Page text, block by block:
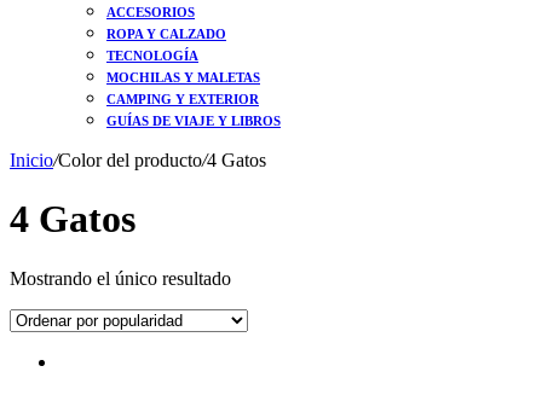
ACCESORIOS
ROPA Y CALZADO
TECNOLOGÍA
MOCHILAS Y MALETAS
CAMPING Y EXTERIOR
GUÍAS DE VIAJE Y LIBROS
Inicio/Color del producto/4 Gatos
4 Gatos
Mostrando el único resultado